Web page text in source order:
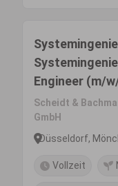
Engineer (m/
Scheidt &
GmbH
Düsseldorf,
Vollzeit